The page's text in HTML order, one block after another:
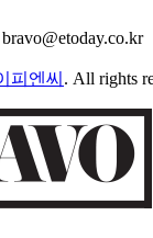
피엔씨 . All rights